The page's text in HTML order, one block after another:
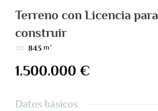
Terreno con Licencia para
construir
843 m²
1.500.000 €
Datos básicos